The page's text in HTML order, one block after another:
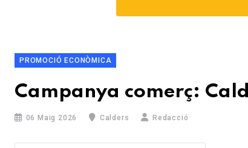
PROMOCIÓ ECONÒMICA
Campanya comerç:
06 Maig 2026 Calders Redacció